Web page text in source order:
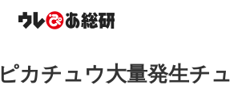
ピカチュウ大量発生チュ